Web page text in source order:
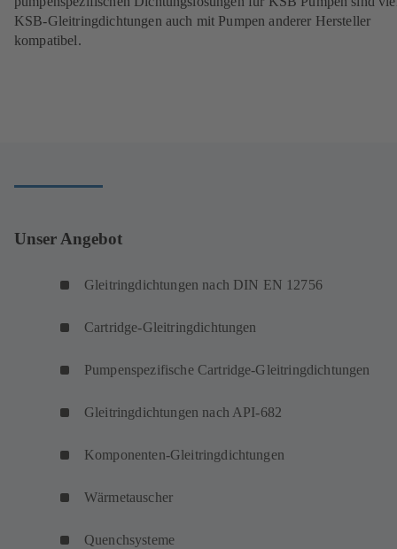
KSB-Gleitringdichtungen auch mit Pumpen anderer Hersteller
kompatibel.
Unser Angebot
Gleitringdichtungen nach DIN EN 12756
Cartridge-Gleitringdichtungen
Pumpenspezifische Cartridge-Gleitringdichtungen
Gleitringdichtungen nach API-682
Komponenten-Gleitringdichtungen
Wärmetauscher
Quenchsysteme